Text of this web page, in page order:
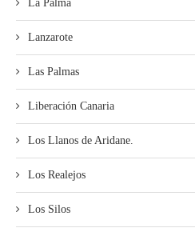
La Palma
Lanzarote
Las Palmas
Liberación Canaria
Los Llanos de Aridane.
Los Realejos
Los Silos